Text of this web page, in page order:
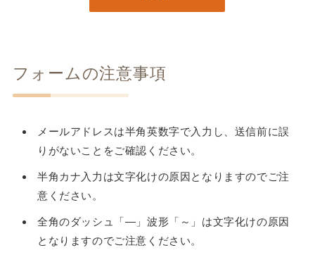
フォームの注意事項
メールアドレスは半角英数字で入力し、送信前に誤
りがないことをご確認ください。
半角カナ入力は文字化けの原因となりますのでご注
意ください。
全角のダッシュ「―」波形「～」は文字化けの原因
となりますのでご注意ください。